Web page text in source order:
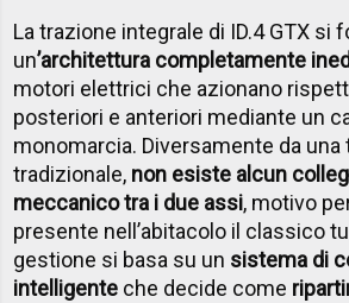
La trazione integrale di ID.4 GTX si
un’architettura completamente
motori elettrici che azionano
posteriori e anteriori mediante un
monomarcia. Diversamente da
tradizionale, non esiste alcun
meccanico tra i due assi, motivo
presente nell’abitacolo il classico
gestione si basa su un sistema di
intelligente che decide come